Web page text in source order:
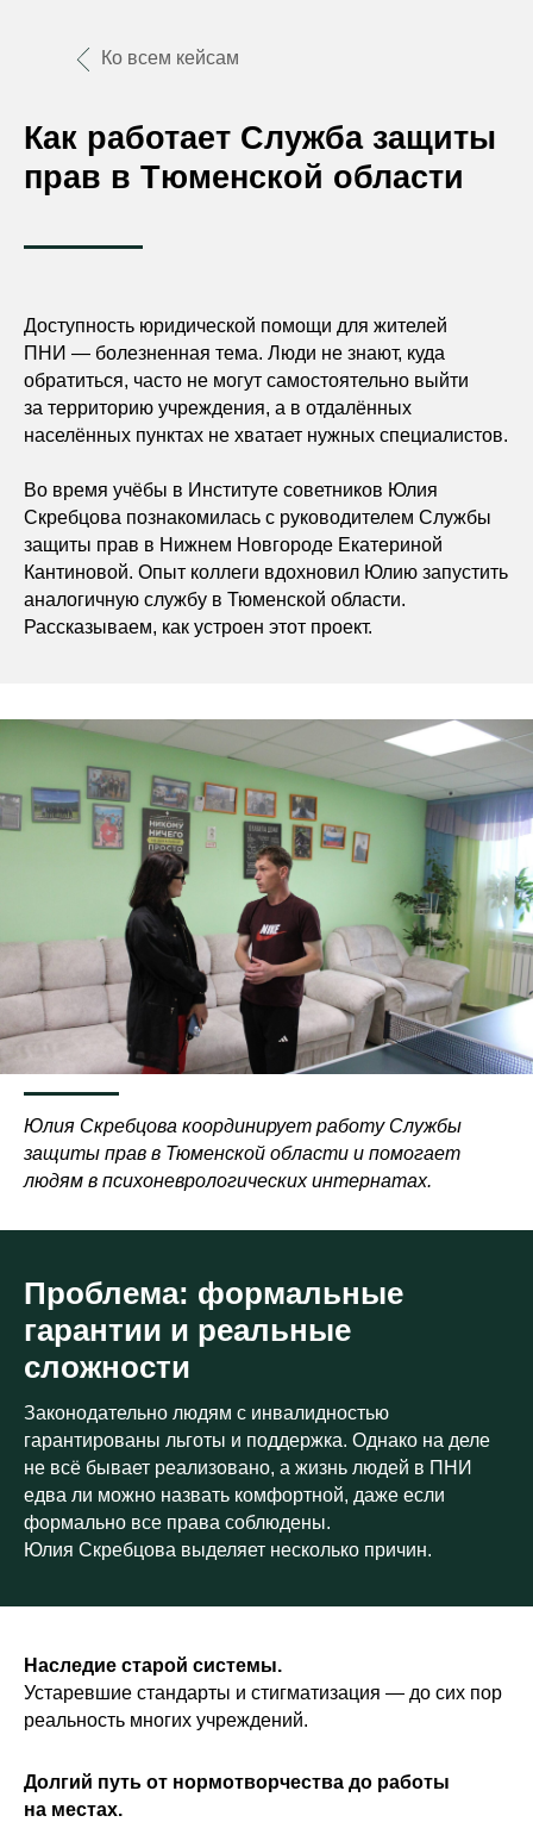
Ко всем кейсам
Как работает Служба защиты
прав в Тюменской области
Доступность юридической помощи для жителей
ПНИ — болезненная тема. Люди не знают, куда
обратиться, часто не могут самостоятельно выйти
за территорию учреждения, а в отдалённых
населённых пунктах не хватает нужных специалистов.
Во время учёбы в Институте советников Юлия
Скребцова познакомилась с руководителем Службы
защиты прав в Нижнем Новгороде Екатериной
Кантиновой. Опыт коллеги вдохновил Юлию запустить
аналогичную службу в Тюменской области.
Рассказываем, как устроен этот проект.
Юлия Скребцова координирует работу Службы
защиты прав в Тюменской области и помогает
людям в психоневрологических интернатах.
Проблема: формальные
гарантии и реальные
сложности
Законодательно людям с инвалидностью
гарантированы льготы и поддержка. Однако на деле
не всё бывает реализовано, а жизнь людей в ПНИ
едва ли можно назвать комфортной, даже если
формально все права соблюдены.
Юлия Скребцова выделяет несколько причин.
Наследие старой системы.
Устаревшие стандарты и стигматизация — до сих пор
реальность многих учреждений.
Долгий путь от нормотворчества до работы
на местах.